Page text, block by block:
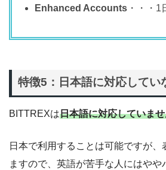
Enhanced Accounts ・・・
特徴5：日本語に対応してい
BITTREXは日本語に対応していま
日本で利用することは可能ですが、
ますので、英語が苦手な人にはやや